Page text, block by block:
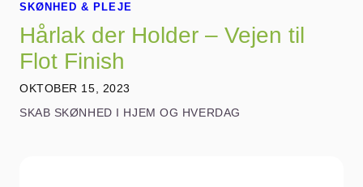
SKØNHED & PLEJE
Hårlak der Holder – Vejen til
Flot Finish
OKTOBER 15, 2023
SKAB SKØNHED I HJEM OG HVERDAG